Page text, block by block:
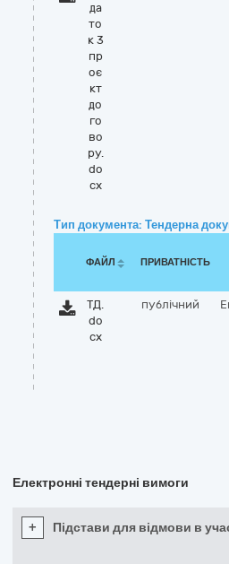
да
то
к 3
пр
оє
кт
до
го
во
ру.
do
cx
Тип документа: Тендерна
ФАЙЛ ПРИВАТНІСТЬ
ТД.
do
cx
публічний
Електронні тендерні вимоги
+ Підстави для відмови в